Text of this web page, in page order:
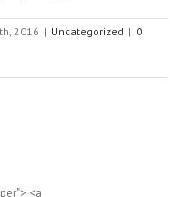
2016 | Uncategorized | 0
<a